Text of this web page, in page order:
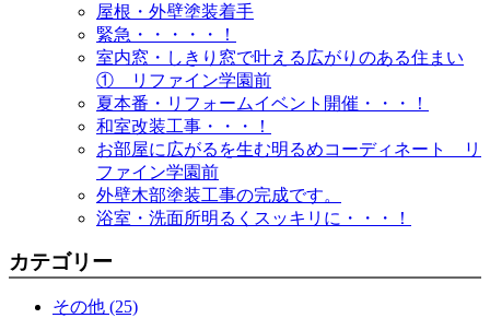
屋根・外壁塗装着手
緊急・・・・・！
室内窓・しきり窓で叶える広がりのある住まい
① リファイン学園前
夏本番・リフォームイベント開催・・・！
和室改装工事・・・！
お部屋に広がるを生む明るめコーディネート リ
ファイン学園前
外壁木部塗装工事の完成です。
浴室・洗面所明るくスッキリに・・・！
カテゴリー
その他 (25)